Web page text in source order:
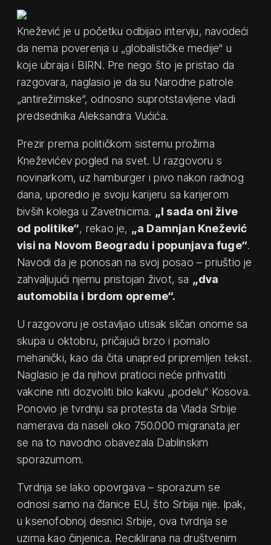
Knežević je u početku odbijao intervju, navodeći
da nema poverenja u „globalističke medije“ u
koje ubraja i BIRN. Pre nego što je pristao da
razgovara, naglasio je da su Narodne patrole
„antirežimske“, odnosno suprotstavljene vladi
predsednika Aleksandra Vućića.
Prezir prema političkom sistemu prožima
Kneževićev pogled na svet. U razgovoru s
novinarkom, uz hamburger i pivo nakon radnog
dana, uporedio je svoju karijeru sa karijerom
bivših kolega u Zavetnicima. „I sada oni žive
od politike“, rekao je, „a Damnjan Knežević
visi na Novom Beogradu i popunjava fuge“.
Navodi da je ponosan na svoj posao – priuštio je
zahvaljujući njemu pristojan život, sa „dva
automobila i brdom opreme“.
U razgovoru je ostavljao utisak sličan onome sa
skupa u oktobru, pričajući brzo i pomalo
mehanički, kao da čita unapred pripremljen tekst.
Naglasio je da njihovi pratioci neće prihvatiti
vakcine niti dozvoliti bilo kakvu „podelu“ Kosova.
Ponovio je tvrdnju sa protesta da Vlada Srbije
namerava da naseli oko 750.000 migranata jer
se na to navodno obavezala Dablinskim
sporazumom.
Tvrdnja se lako opovrgava – sporazum se
odnosi samo na članice EU, što Srbija nije. Ipak,
u ksenofobnoj desnici Srbije, ova tvrdnja se
uzima kao činjenica. Reciklirana na društvenim